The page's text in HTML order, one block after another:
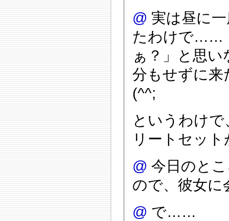
@ 実は昼に
たわけで……
ぁ？」と思
分もせずに
(^^;
というわけ
リートセッ
@ 今日のと
ので、彼女に
@ で……